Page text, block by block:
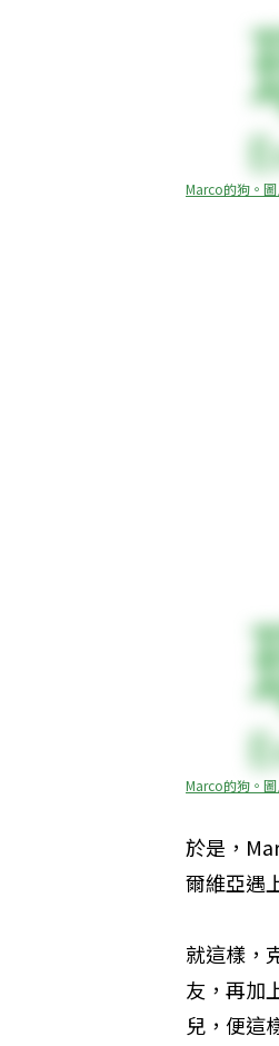
Marco的狗。
Marco的狗。
於是，
爾維亞遇
就這樣，
友，再加
兒，便這